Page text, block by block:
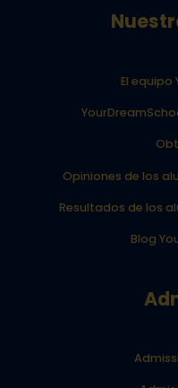
El equipo
Opiniones de los
Resultados de los
Blog